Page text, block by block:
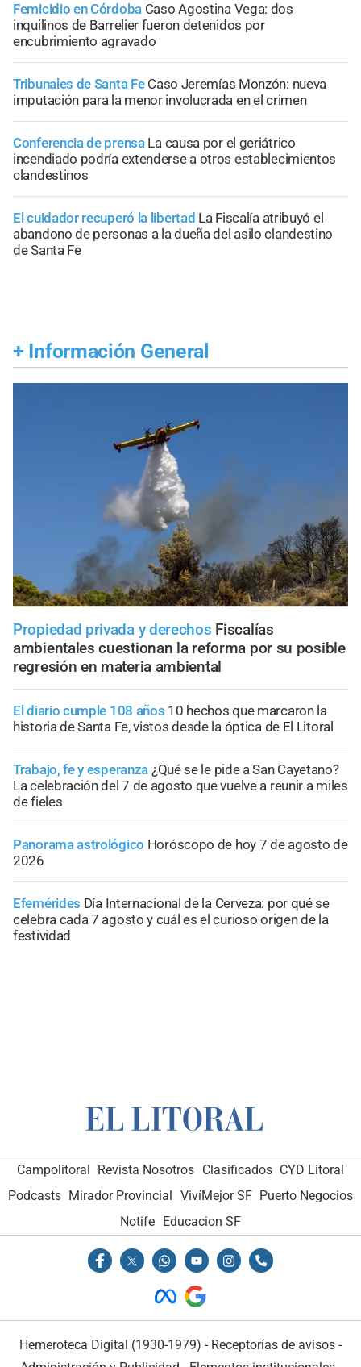
Femicidio en Córdoba Caso Agostina Vega: dos
inquilinos de Barrelier fueron detenidos por
encubrimiento agravado
Tribunales de Santa Fe Caso Jeremías Monzón: nueva
imputación para la menor involucrada en el crimen
Conferencia de prensa La causa por el geriátrico
incendiado podría extenderse a otros establecimientos
clandestinos
El cuidador recuperó la libertad La Fiscalía atribuyó el
abandono de personas a la dueña del asilo clandestino
de Santa Fe
+ Información General
Propiedad privada y derechos Fiscalías
ambientales cuestionan la reforma por su posible
regresión en materia ambiental
El diario cumple 108 años 10 hechos que marcaron la
historia de Santa Fe, vistos desde la óptica de El Litoral
Trabajo, fe y esperanza ¿Qué se le pide a San Cayetano?
La celebración del 7 de agosto que vuelve a reunir a miles
de fieles
Panorama astrológico Horóscopo de hoy 7 de agosto de
2026
Efemérides Día Internacional de la Cerveza: por qué se
celebra cada 7 agosto y cuál es el curioso origen de la
festividad
Campolitoral Revista Nosotros Clasificados CYD Litoral
Podcasts Mirador Provincial VivíMejor SF Puerto Negocios
Notife Educacion SF
Hemeroteca Digital (1930-1979) - Receptorías de avisos -